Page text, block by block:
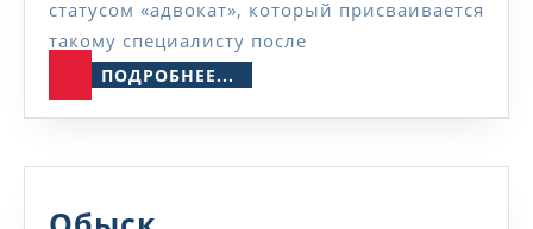
статусом «адвокат», который присваивается
такому специалисту после
ПОДРОБНЕЕ...